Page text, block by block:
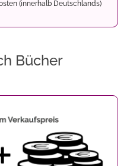
(innerhalb Deutschlands)
Bücher